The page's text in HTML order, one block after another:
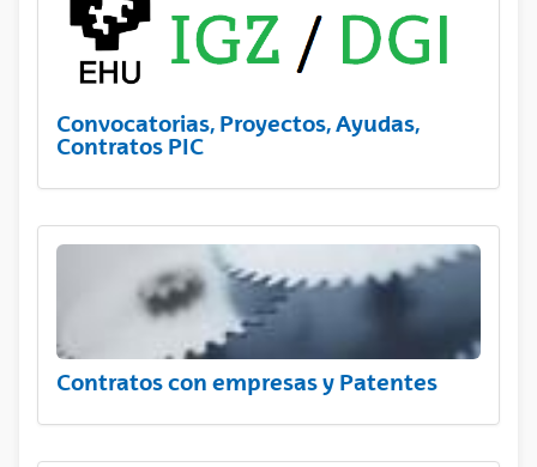
Convocatorias, Proyectos, Ayudas,
Contratos PIC
Contratos con empresas y Patentes